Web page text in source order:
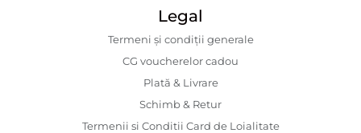
Legal
Termeni și condiții generale
CG voucherelor cadou
Plată & Livrare
Schimb & Retur
Termenii si Conditii Card de Loialitate